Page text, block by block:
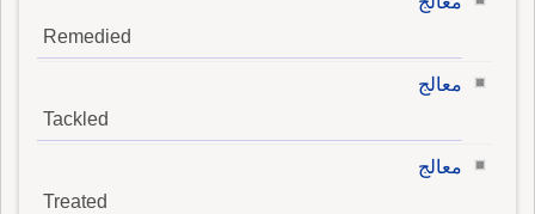
Remedied
معالج
Tackled
معالج
Treated